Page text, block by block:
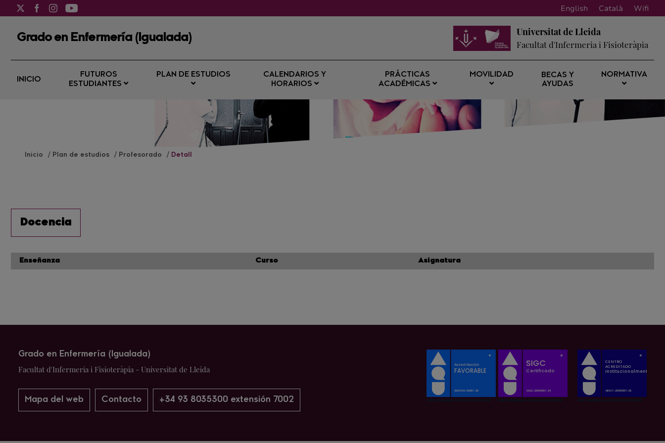
English Català Wifi
Grado en Enfermería (Igualada)
Universitat de Lleida
Facultat d'Infermeria i Fisioteràpia
INICIO
FUTUROS
ESTUDIANTES
PLAN DE ESTUDIOS
CALENDARIOS Y
HORARIOS
PRÁCTICAS
ACADÉMICAS
MOVILIDAD
BECAS Y
AYUDAS
NORMATIVA
Inicio Plan de estudios Profesorado Detall
Docencia
Enseñanza Curso Asignatura
Grado en Enfermería (Igualada)
Facultat d'Infermeria i Fisioteràpia - Universitat de Lleida
Mapa del web Contacto +34 93 8035300 extensión 7002